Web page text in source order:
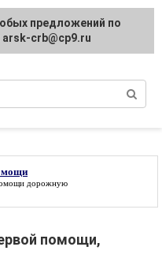
и
дорожную
помощи,
предложений по
arsk-crb@cp9.ru